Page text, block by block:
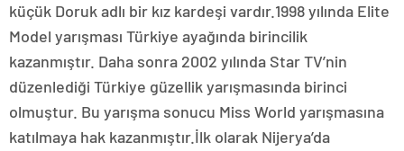
küçük Doruk adlı bir kız kardeşi vardır.1998 yılında Elite
Model yarışması Türkiye ayağında birincilik
kazanmıştır. Daha sonra 2002 yılında Star TV’nin
düzenlediği Türkiye güzellik yarışmasında birinci
olmuştur. Bu yarışma sonucu Miss World yarışmasına
katılmaya hak kazanmıştır.İlk olarak Nijerya’da